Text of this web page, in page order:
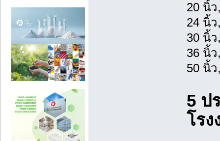
20 นิ้
24 นิ้
30 นิ้
36 นิ้
50 นิ้
5 ป
โรง